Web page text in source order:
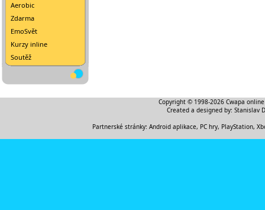
Aerobic
Zdarma
EmoSvět
Kurzy inline
Soutěž
Copyright © 1998-2026 Cwapa
Created a designed by: Stanislav
Partnerské stránky: Android aplikace, PC hry, PlayStation,